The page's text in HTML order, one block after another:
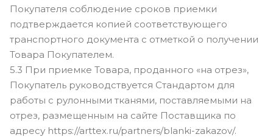
Покупателя соблюдение сроков приемки
подтверждается копией соответствующего
транспортного документа с отметкой о получении
Товара Покупателем.
5.3 При приемке Товара, проданного «на отрез»,
Покупатель руководствуется Стандартом для
работы с рулонными тканями, поставляемыми на
отрез, размещенным на сайте Поставщика по
адресу https://arttex.ru/partners/blanki-zakazov/.